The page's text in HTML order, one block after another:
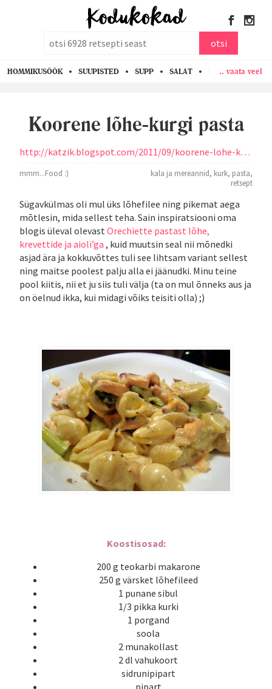
otsi
HOMMIKUSÖÖK SUUPISTED SUPP SALAT PASTA KANA
.. vaata veel
Koorene lõhe-kurgi pasta
http://katzik.blogspot.com/2011/09/koorene-lohe-kurgi-pasta.html
mmm...Food :) kala ja mereannid, kurk, pasta,
retsept
Sügavkülmas oli mul üks lõhefilee ning pikemat aega
mõtlesin, mida sellest teha. Sain inspiratsiooni oma
blogis üleval olevastOrechiette pastast lõhe,
krevettide ja aioli’ga , kuid muutsin seal nii mõnedki
asjad ära ja kokkuvõttes tuli see lihtsam variant sellest
ning maitse poolest palju alla ei jäänudki. Minu teine
pool kiitis, nii et ju siis tuli välja (ta on mul õnneks aus ja
on öelnud ikka, kui midagi võiks teisiti olla) ;)
Koostisosad:
200 g teokarbi makarone
250 g värsket lõhefileed
1 punane sibul
1/3 pikka kurki
1 porgand
soola
2 munakollast
2 dl vahukoort
sidrunipipart
pipart